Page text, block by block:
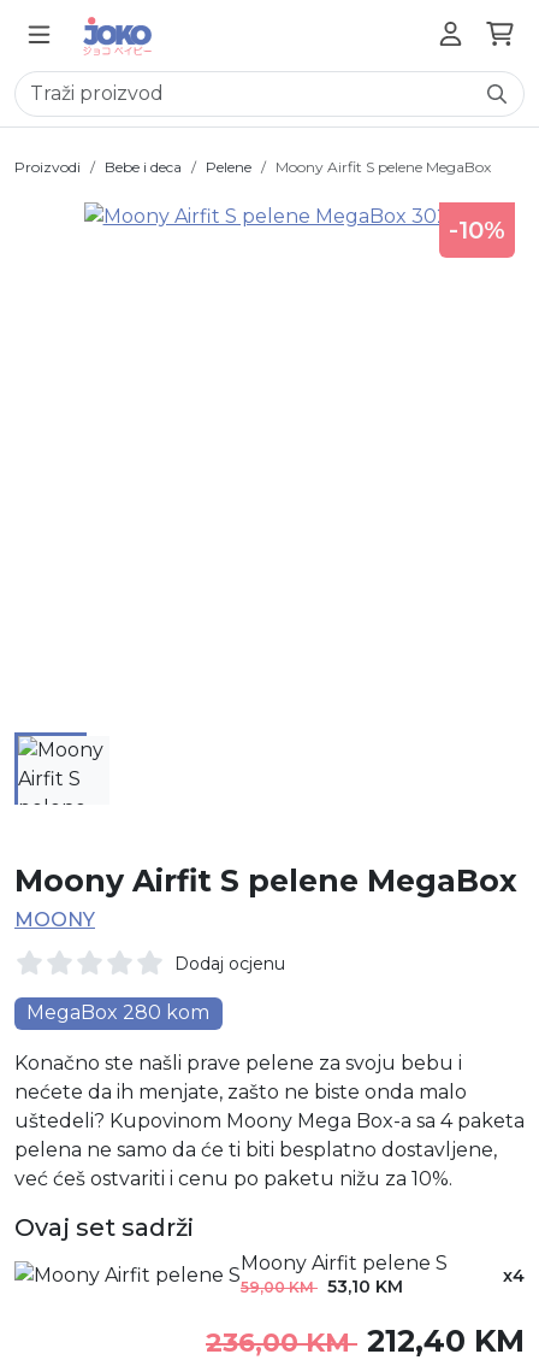
Proizvodi Bebe i deca Pelene Moony Airfit S pelene MegaBox
-10%
Moony Airfit S pelene MegaBox
MOONY
Dodaj ocjenu
MegaBox 280 kom
Konačno ste našli prave pelene za svoju bebu i
nećete da ih menjate, zašto ne biste onda malo
uštedeli? Kupovinom Moony Mega Box-a sa 4 paketa
pelena ne samo da će ti biti besplatno dostavljene,
već ćeš ostvariti i cenu po paketu nižu za 10%.
Ovaj set sadrži
Moony Airfit pelene S
59,00 KM 53,10 KM x4
236,00 KM 212,40 KM